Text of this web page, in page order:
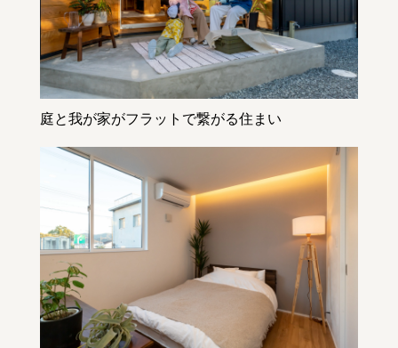
庭と我が家がフラットで繋がる住まい